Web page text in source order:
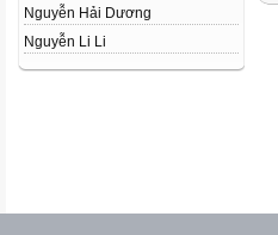
Nguyễn Hải Dương
Nguyễn Li Li